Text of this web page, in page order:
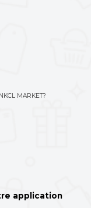
Oraimo
-57%
712-525
? Appelez-